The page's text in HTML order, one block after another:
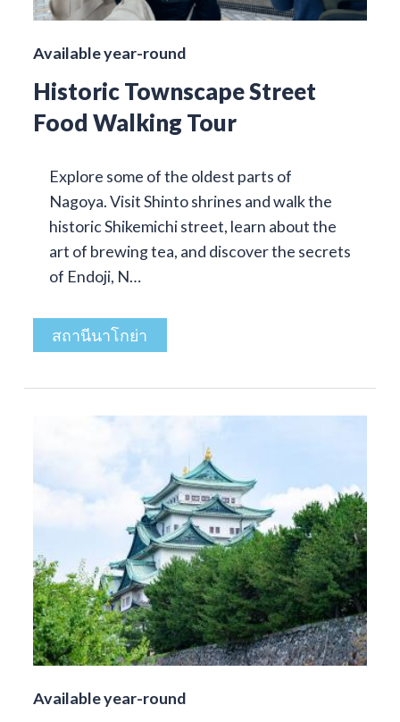
Available year-round
Historic Townscape Street
Food Walking Tour
Explore some of the oldest parts of
Nagoya. Visit Shinto shrines and walk the
historic Shikemichi street, learn about the
art of brewing tea, and discover the secrets
of Endoji, N…
สถานีนาโกย่า
Available year-round